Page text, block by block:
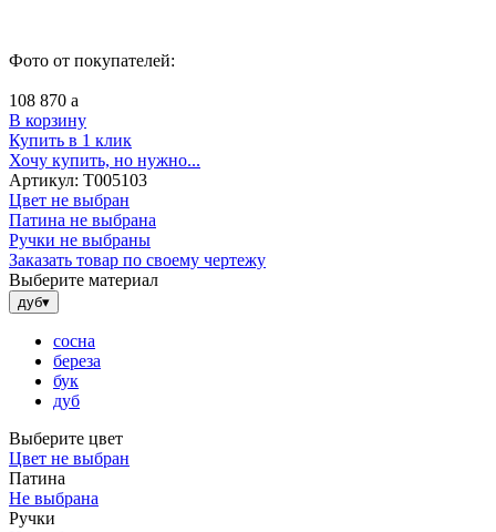
Фото от покупателей:
108 870 a
В корзину
Купить в 1 клик
Хочу купить, но нужно...
Артикул: Т005103
Цвет не выбран
Патина не выбрана
Ручки не выбраны
Заказать товар по своему чертежу
Выберите материал
дуб▾
сосна
береза
бук
дуб
Выберите цвет
Цвет не выбран
Патина
Не выбрана
Ручки